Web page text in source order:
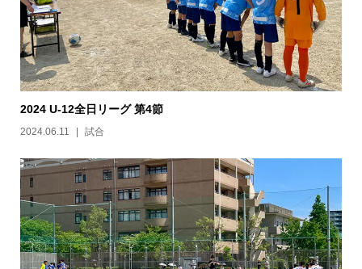
2024 U-12全日リーグ 第4節
2024.06.11 試合